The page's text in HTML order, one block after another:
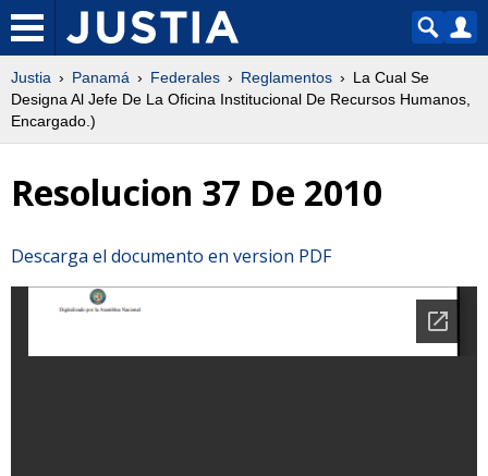
Justia Panamá Federales Reglamentos
La Cual Se
Designa Al Jefe De La Oficina Institucional De Recursos Humanos,
Encargado.)
Resolucion 37 De 2010
Descarga el documento en version PDF